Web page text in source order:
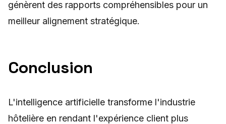
génèrent des rapports compréhensibles pour un
meilleur alignement stratégique.
Conclusion
L'intelligence artificielle transforme l'industrie
hôtelière en rendant l'expérience client plus